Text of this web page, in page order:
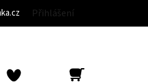
Přihlášení